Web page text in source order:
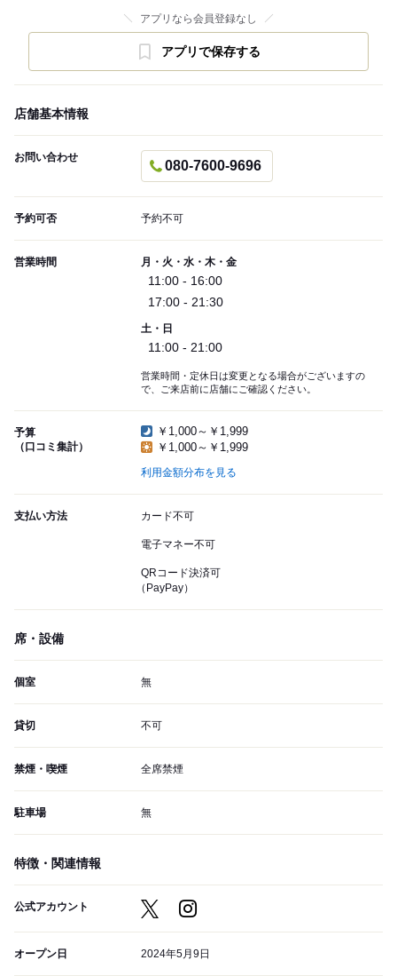
アプリなら会員登録なし
アプリで保存する
店舗基本情報
お問い合わせ
080-7600-9696
予約可否 予約不可
営業時間 月・火・水・木・金
11:00 - 16:00
17:00 - 21:30
土・日
11:00 - 21:00
営業時間・定休日は変更となる場合がございますの
で、ご来店前に店舗にご確認ください。
予算
（口コミ集計）
￥1,000～￥1,999
￥1,000～￥1,999
利用金額分布を見る
支払い方法 カード不可
電子マネー不可
QRコード決済可
（PayPay）
席・設備
個室 無
貸切 不可
禁煙・喫煙 全席禁煙
駐車場 無
特徴・関連情報
公式アカウント
オープン日 2024年5月9日